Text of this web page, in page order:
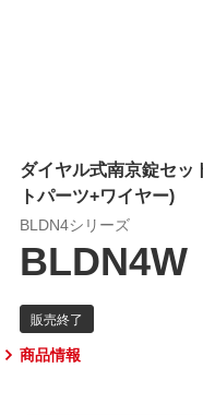
ダイヤル式南京錠セッ
トパーツ+ワイヤー)
BLDN4シリーズ
BLDN4W
商品情報